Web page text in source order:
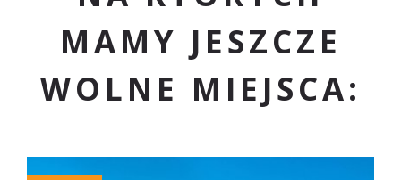
MAMY JESZCZE
WOLNE MIEJSCA: